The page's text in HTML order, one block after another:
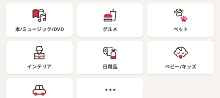
本/ミュージック/DVD グルメ ペット
インテリア 日用品 ベビー/キッズ